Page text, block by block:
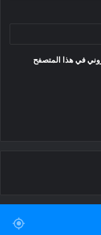
في هذا المتصفح